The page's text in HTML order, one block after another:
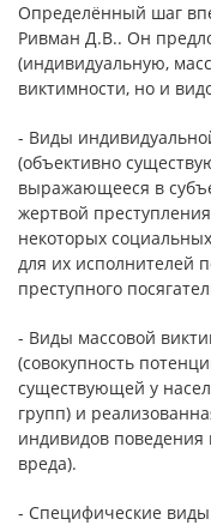
Определённый шаг
Ривман Д.В.. Он
(индивидуальную,
виктимности, но и
- Виды
(объективно
выражающееся в
жертвой
некоторых
для их исполнителей
преступного
- Виды массовой
(совокупность
существующей у
групп) и
индивидов поведения
вреда).
- Специфические